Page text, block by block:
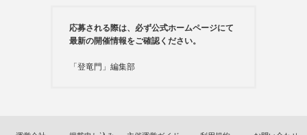
応募される際は、必ず公式ホームページにて
最新の開催情報をご確認ください。
「登竜門」編集部